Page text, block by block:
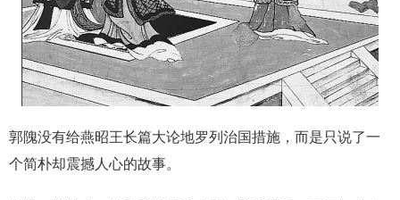
郭隗没有给燕昭王长篇大论地罗列治国措施，而是只说了一
个简朴却震撼人心的故事。